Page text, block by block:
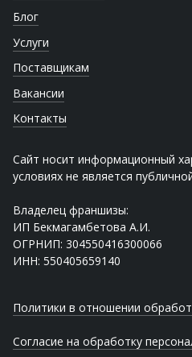
Блог
Услуги
Поставщикам
Вакансии
Контакты
Сайт носит информационный
условиях не является
Владелец франшизы:
ИП Бекмагамбетова А.И.
ОГРНИП: 304550416300066
ИНН: 550405659140
Политики в отношении
Согласие на обработку